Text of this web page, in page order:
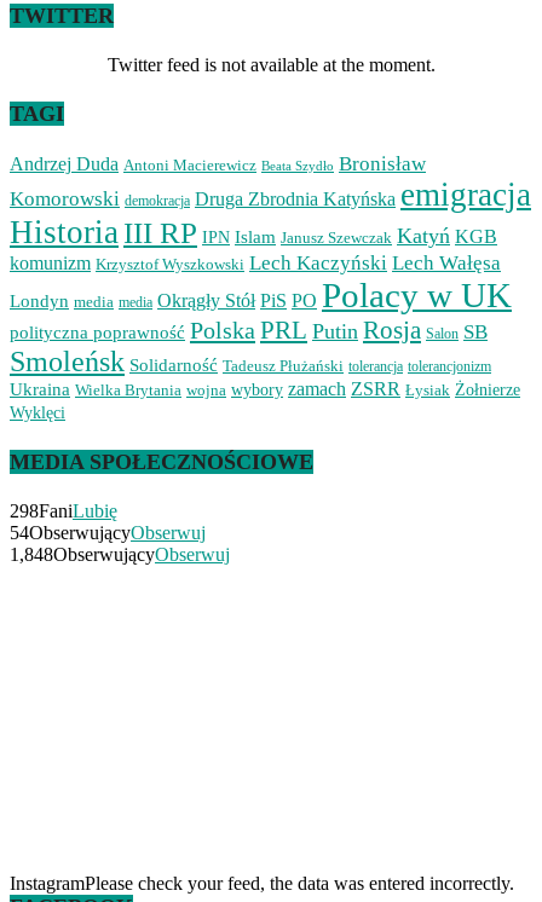
TWITTER
Twitter feed is not available at the moment.
TAGI
Andrzej Duda Antoni Macierewicz Beata Szydło Bronisław
Komorowski demokracja Druga Zbrodnia Katyńska emigracja
HistoriaIII RP IPN Islam Janusz Szewczak Katyń KGB
komunizm Krzysztof Wyszkowski Lech Kaczyński Lech Wałęsa
Londyn media media Okrągły Stół PiS PO Polacy w UK
polityczna poprawność Polska PRL Putin Rosja Salon SB
Smoleńsk Solidarność Tadeusz Płużański tolerancja tolerancjonizm
Ukraina Wielka Brytania wojna wybory zamach ZSRR Łysiak Żołnierze
Wyklęci
MEDIA SPOŁECZNOŚCIOWE
298FaniLubię
54ObserwującyObserwuj
1,848ObserwującyObserwuj
InstagramPlease check your feed, the data was entered incorrectly.